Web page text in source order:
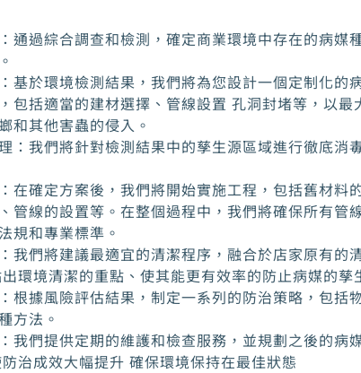
通過綜合調查和檢測，確定商業環境中存在的病媒
基於環境檢測結果，我們將為您設計一個定制化的
包括適當的建材選擇、管線設置 孔洞封堵等，以最
和其他害蟲的侵入。
：我們將針對檢測結果中的孳生源區域進行徹底消
在確定方案後，我們將開始實施工程，包括舊材料
管線的設置等。在整個過程中，我們將確保所有管
規和專業標準。
我們將建議最適宜的清潔程序，融合於店家原有的
環境清潔的重點、使其能更有效率的防止病媒的孳
根據風險評估結果，制定一系列的防治策略，包括
方法。
我們提供定期的維護和檢查服務，並規劃之後的病
治成效大幅提升 確保環境保持在最佳狀態